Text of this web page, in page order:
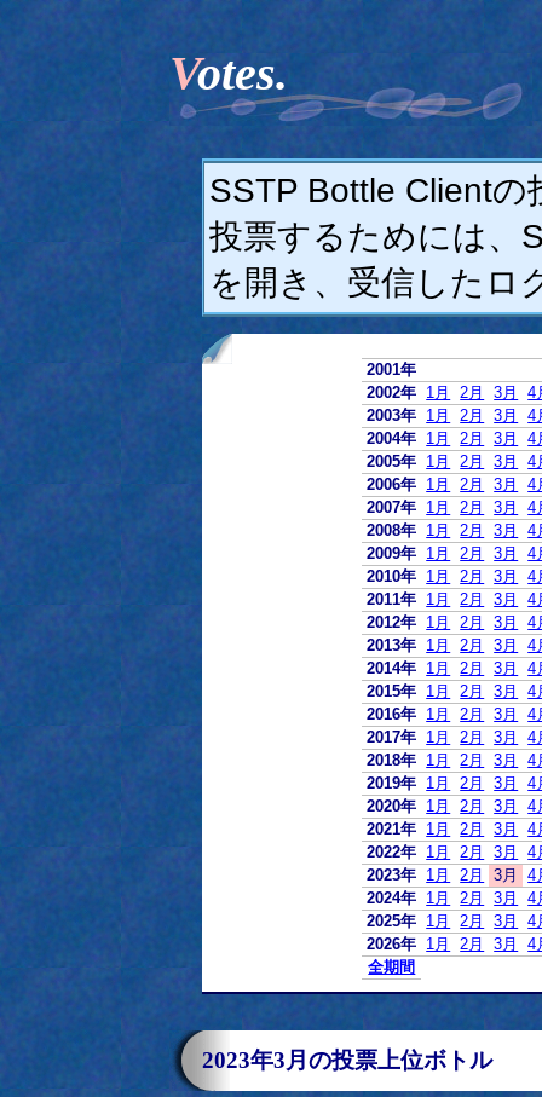
Votes.
SSTP Bottle Client
投票するためには、
を開き、受信したロ
2001年
2002年 1月 2月 3月
4
2003年 1月 2月 3月
4
2004年 1月 2月 3月
4
2005年 1月 2月 3月
4
2006年 1月 2月 3月
4
2007年 1月 2月 3月
4
2008年 1月 2月 3月
4
2009年 1月 2月 3月
4
2010年 1月 2月 3月
4
2011年 1月 2月 3月
4
2012年 1月 2月 3月
4
2013年 1月 2月 3月
4
2014年 1月 2月 3月
4
2015年 1月 2月 3月
4
2016年 1月 2月 3月
4
2017年 1月 2月 3月
4
2018年 1月 2月 3月
4
2019年 1月 2月 3月
4
2020年 1月 2月 3月
4
2021年 1月 2月 3月
4
2022年 1月 2月 3月
4
2023年 1月 2月 3月
4
2024年 1月 2月 3月
4
2025年 1月 2月 3月
4
2026年 1月 2月 3月
4
全期間
2023年3月の投票上位ボトル